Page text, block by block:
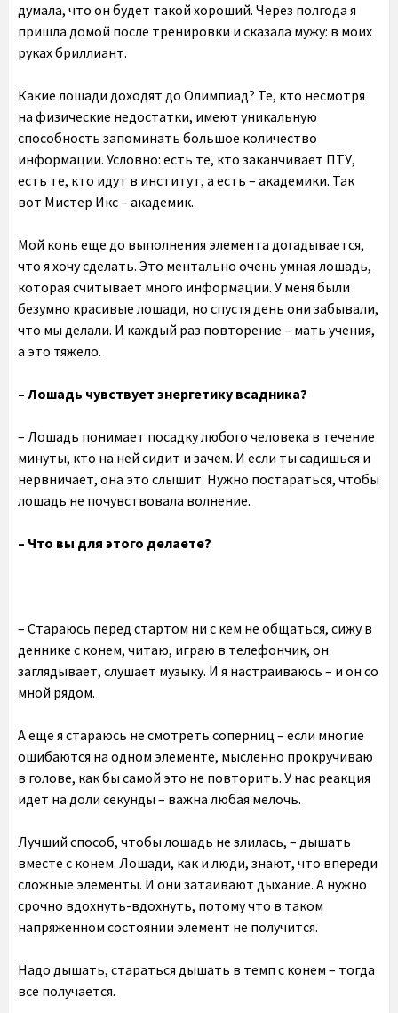
думала, что он будет такой хороший. Через полгода я
пришла домой после тренировки и сказала мужу: в моих
руках бриллиант.
Какие лошади доходят до Олимпиад? Те, кто несмотря
на физические недостатки, имеют уникальную
способность запоминать большое количество
информации. Условно: есть те, кто заканчивает ПТУ,
есть те, кто идут в институт, а есть – академики. Так
вот Мистер Икс – академик.
Мой конь еще до выполнения элемента догадывается,
что я хочу сделать. Это ментально очень умная лошадь,
которая считывает много информации. У меня были
безумно красивые лошади, но спустя день они забывали,
что мы делали. И каждый раз повторение – мать учения,
а это тяжело.
– Лошадь чувствует энергетику всадника?
– Лошадь понимает посадку любого человека в течение
минуты, кто на ней сидит и зачем. И если ты садишься и
нервничает, она это слышит. Нужно постараться, чтобы
лошадь не почувствовала волнение.
– Что вы для этого делаете?
– Стараюсь перед стартом ни с кем не общаться, сижу в
деннике с конем, читаю, играю в телефончик, он
заглядывает, слушает музыку. И я настраиваюсь – и он со
мной рядом.
А еще я стараюсь не смотреть соперниц – если многие
ошибаются на одном элементе, мысленно прокручиваю
в голове, как бы самой это не повторить. У нас реакция
идет на доли секунды – важна любая мелочь.
Лучший способ, чтобы лошадь не злилась, – дышать
вместе с конем. Лошади, как и люди, знают, что впереди
сложные элементы. И они затаивают дыхание. А нужно
срочно вдохнуть-вдохнуть, потому что в таком
напряженном состоянии элемент не получится.
Надо дышать, стараться дышать в темп с конем – тогда
все получается.